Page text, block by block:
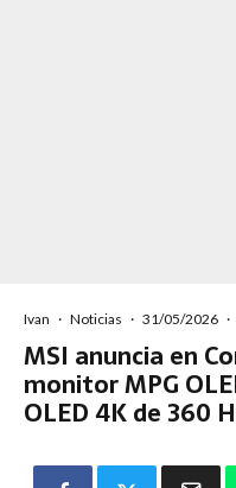
Ivan · Noticias · 31/05/2026 ·
MSI anuncia en
monitor MPG
OLED 4K de 360